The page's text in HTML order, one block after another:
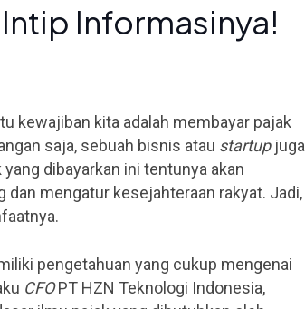
Informasinya!
kewajiban kita adalah membayar pajak
saja, sebuah bisnis atau startup juga
dibayarkan ini tentunya akan
mengatur kesejahteraan rakyat. Jadi,
pengetahuan yang cukup mengenai
CFOPT HZN Teknologi Indonesia,